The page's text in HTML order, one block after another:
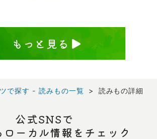
もっと見る
で探す - 読みもの一覧 読みもの詳細
公式SNSで
ーカル情報をチェック